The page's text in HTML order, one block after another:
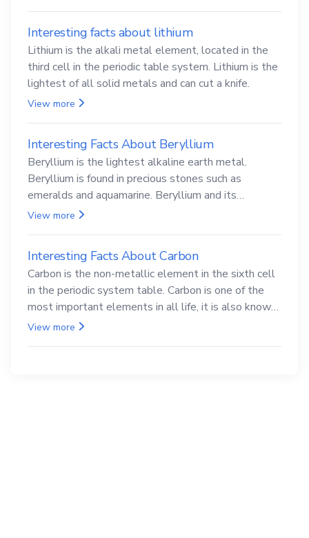
Interesting facts about lithium
Lithium is the alkali metal element, located in the
third cell in the periodic table system. Lithium is the
lightest of all solid metals and can cut a knife.
View more
Interesting Facts About Beryllium
Beryllium is the lightest alkaline earth metal.
Beryllium is found in precious stones such as
emeralds and aquamarine. Beryllium and its
compounds are both carcinogenic.
View more
Interesting Facts About Carbon
Carbon is the non-metallic element in the sixth cell
in the periodic system table. Carbon is one of the
most important elements in all life, it is also known
as the back.
View more